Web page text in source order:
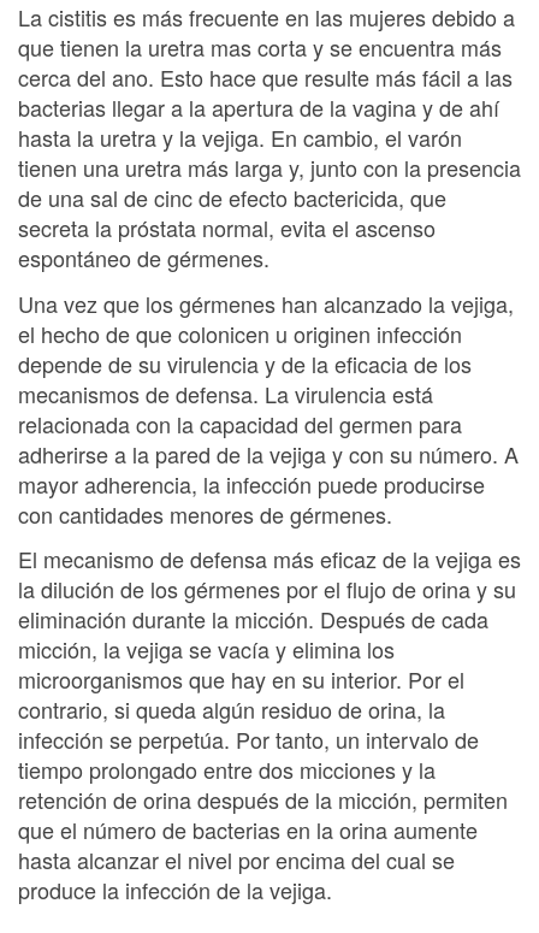
La cistitis es más frecuente en las mujeres debido a
que tienen la uretra mas corta y se encuentra más
cerca del ano. Esto hace que resulte más fácil a las
bacterias llegar a la apertura de la vagina y de ahí
hasta la uretra y la vejiga. En cambio, el varón
tienen una uretra más larga y, junto con la presencia
de una sal de cinc de efecto bactericida, que
secreta la próstata normal, evita el ascenso
espontáneo de gérmenes.
Una vez que los gérmenes han alcanzado la vejiga,
el hecho de que colonicen u originen infección
depende de su virulencia y de la eficacia de los
mecanismos de defensa. La virulencia está
relacionada con la capacidad del germen para
adherirse a la pared de la vejiga y con su número. A
mayor adherencia, la infección puede producirse
con cantidades menores de gérmenes.
El mecanismo de defensa más eficaz de la vejiga es
la dilución de los gérmenes por el flujo de orina y su
eliminación durante la micción. Después de cada
micción, la vejiga se vacía y elimina los
microorganismos que hay en su interior. Por el
contrario, si queda algún residuo de orina, la
infección se perpetúa. Por tanto, un intervalo de
tiempo prolongado entre dos micciones y la
retención de orina después de la micción, permiten
que el número de bacterias en la orina aumente
hasta alcanzar el nivel por encima del cual se
produce la infección de la vejiga.